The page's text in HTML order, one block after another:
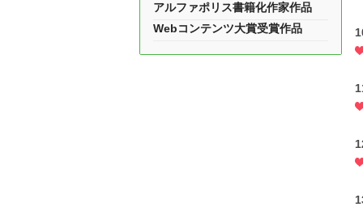
アルファポリス書籍化作家作品
Webコンテンツ大賞受賞作品